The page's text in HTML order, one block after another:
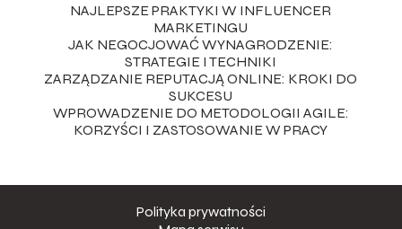
NAJLEPSZE PRAKTYKI W INFLUENCER
MARKETINGU
JAK NEGOCJOWAĆ WYNAGRODZENIE:
STRATEGIE I TECHNIKI
ZARZĄDZANIE REPUTACJĄ ONLINE: KROKI DO
SUKCESU
WPROWADZENIE DO METODOLOGII AGILE:
KORZYŚCI I ZASTOSOWANIE W PRACY
Polityka prywatności